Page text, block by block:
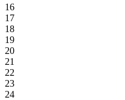
16
17
18
19
20
21
22
23
24